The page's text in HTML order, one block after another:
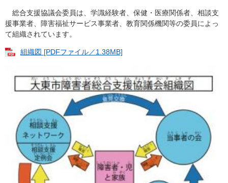
総合支援協議会委員は、学識経験者、保健・医療関係者、相談支
援事業者、障害福祉サービス事業者、教育関係機関等の委員によっ
て組織されています。
組織図 [PDFファイル／1.38MB]